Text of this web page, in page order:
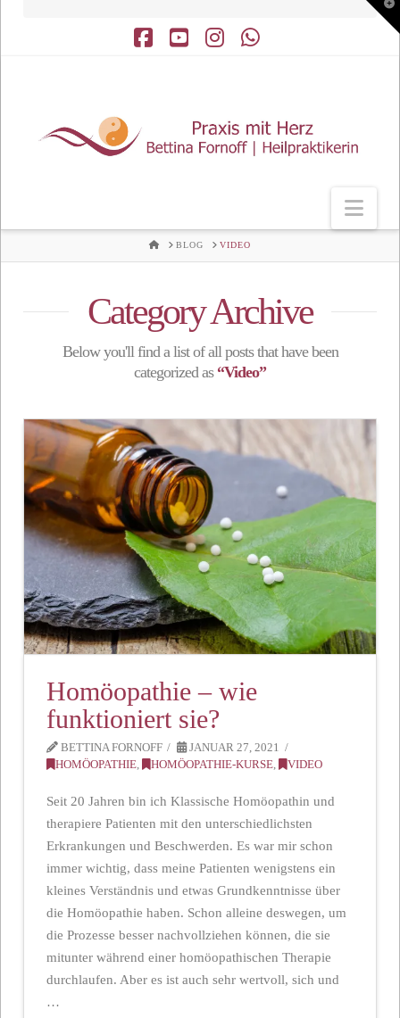
HOMEBLOG VIDEO
Category Archive
Below you'll find a list of all posts that have been
categorized as “Video”
Homöopathie – wie
funktioniert sie?
BETTINA FORNOFF
JANUAR 27, 2021
HOMÖOPATHIE, HOMÖOPATHIE-KURSE, VIDEO
Seit 20 Jahren bin ich Klassische Homöopathin und
therapiere Patienten mit den unterschiedlichsten
Erkrankungen und Beschwerden. Es war mir schon
immer wichtig, dass meine Patienten wenigstens ein
kleines Verständnis und etwas Grundkenntnisse über
die Homöopathie haben. Schon alleine deswegen, um
die Prozesse besser nachvollziehen können, die sie
mitunter während einer homöopathischen Therapie
durchlaufen. Aber es ist auch sehr wertvoll, sich und
…